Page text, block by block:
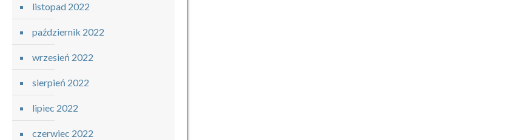
listopad 2022
październik 2022
wrzesień 2022
sierpień 2022
lipiec 2022
czerwiec 2022